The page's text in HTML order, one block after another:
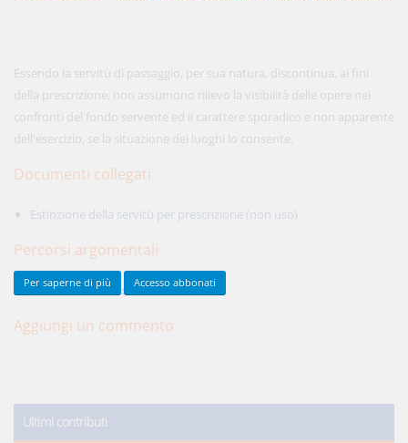
Essendo la servitù di passaggio, per sua natura, discontinua, ai fini
della prescrizione, non assumono rilievo la visibilità delle opere nei
confronti del fondo servente ed il carattere sporadico e non apparente
dell'esercizio, se la situazione dei luoghi lo consente.
Documenti collegati
Estinzione della servitù per prescrizione (non uso)
Percorsi argomentali
SENTENZE Cass. civile, sez. II
Aggiungi un commento
Ultimi contributi
450,00 € ANNUALI
risparmi il 21%!
Acquista ora
Per saperne di più Accesso abbonati